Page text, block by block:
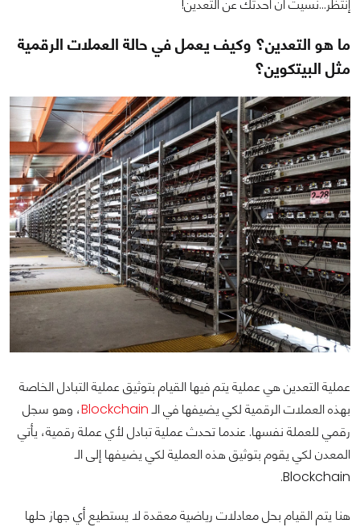
إنتظر...نسيت أن أحدثك عن التعدين!
ما هو التعدين؟ وكيف يعمل في حالة العملات الرقمية
مثل البيتكوين؟
عملية التعدين هي عملية يتم فيها القيام بتوثيق عملية التبادل الخاصة
بهذه العملات الرقمية لكي يضيفها في الـBlockchain، وهو سجل
رقمي للعملة نفسها. عندما تحدث عملية تبادل لأي عملة رقمية، يأتي
المعدن لكي يقوم بتوثيق هذه العملية لكي يضيفها إلى الـ
Blockchain.
هنا يتم القيام بحل معادلات رياضية معقدة لا يستطيع أي جهاز حلها